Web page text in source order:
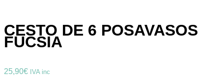
CESTO DE 6 POSAVASOS
FUCSIA
25,90€ IVA inc